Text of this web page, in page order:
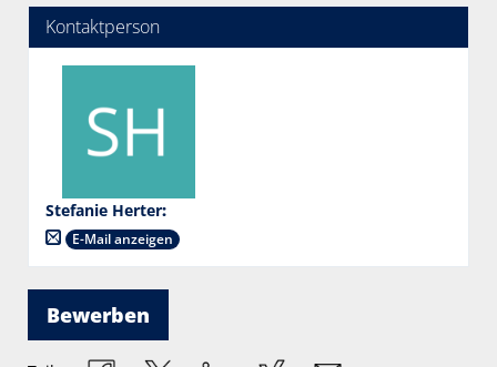
Kontaktperson
Stefanie Herter:
E-Mail anzeigen
Bewerben